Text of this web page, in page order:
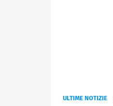
ULTIME NOTIZIE